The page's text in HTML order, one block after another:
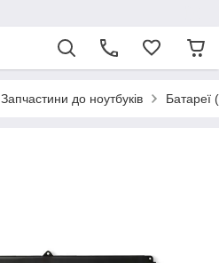
Запчастини до ноутбуків Батареї